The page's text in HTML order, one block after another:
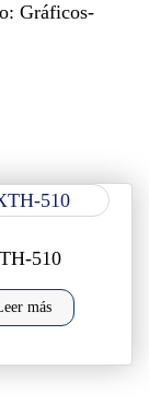
Gráficos-
510
más